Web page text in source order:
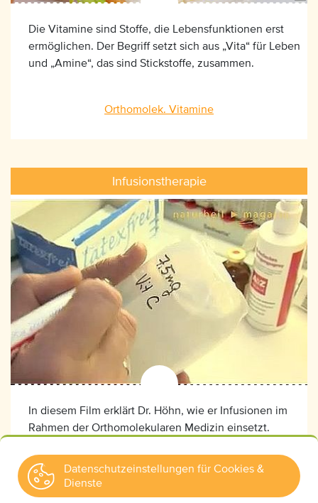
Die Vitamine sind Stoffe, die Lebensfunktionen erst
ermöglichen. Der Begriff setzt sich aus „Vita“ für Leben
und „Amine“, das sind Stickstoffe, zusammen.
Orthomolek. Vitamine
Infusionstherapie
In diesem Film erklärt Dr. Höhn, wie er Infusionen im
Rahmen der Orthomolekularen Medizin einsetzt.
Datenschutzeinstellungen für Cookies &
Dienste